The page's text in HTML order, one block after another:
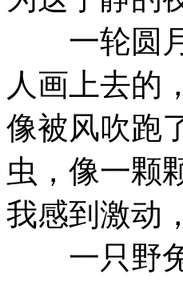
一轮圆月
人画上去的
像被风吹跑
虫，像一颗
我感到激动
一只野兔